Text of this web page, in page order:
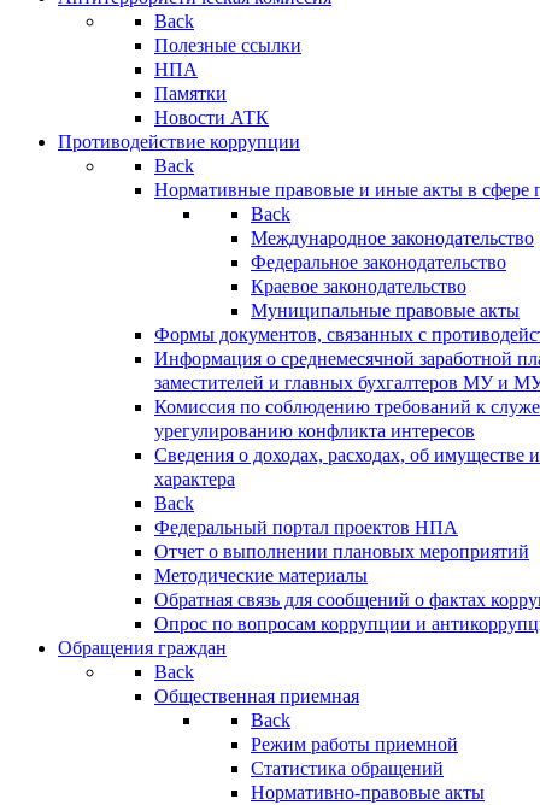
Back
Полезные ссылки
НПА
Памятки
Новости АТК
Противодействие коррупции
Back
Нормативные правовые и иные акты в сфере
Back
Международное законодательство
Федеральное законодательство
Краевое законодательство
Муниципальные правовые акты
Формы документов, связанных с
Информация о среднемесячной заработной
заместителей и главных бухгалтеров МУ и
Комиссия по соблюдению требований к
урегулированию конфликта интересов
Сведения о доходах, расходах, об имуществе
характера
Back
Федеральный портал проектов НПА
Отчет о выполнении плановых мероприятий
Методические материалы
Обратная связь для сообщений о фактах
Опрос по вопросам коррупции и
Обращения граждан
Back
Общественная приемная
Back
Режим работы приемной
Статистика обращений
Нормативно-правовые акты